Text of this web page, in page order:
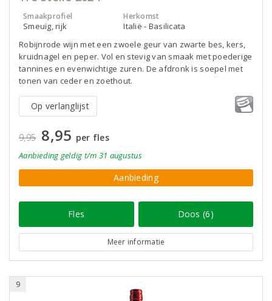
Smaakprofiel
Smeuïg, rijk
Herkomst
Italië - Basilicata
Robijnrode wijn met een zwoele geur van zwarte bes, kers,
kruidnagel en peper. Vol en stevig van smaak met poederige
tannines en evenwichtige zuren. De afdronk is soepel met
tonen van ceder en zoethout.
Op verlanglijst
9,95 8,95 per fles
Aanbieding geldig t/m 31 augustus
Aanbieding
Fles Doos (6)
Meer informatie
9